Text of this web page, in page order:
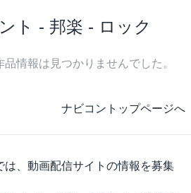
ト - 邦楽 - ロック
情報は見つかりませんでした。
ナビコントップページへ
は、動画配信サイトの情報を募集